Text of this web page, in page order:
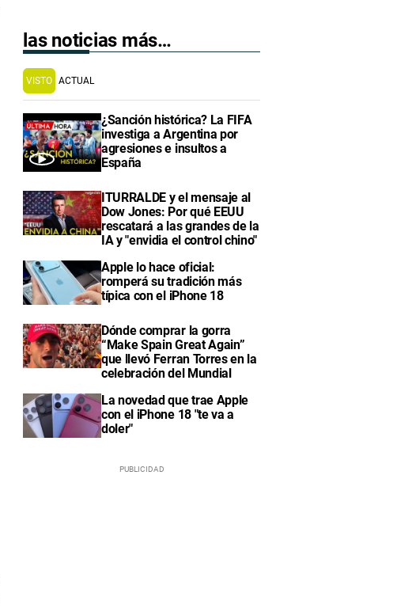
las noticias más…
VISTO ACTUAL
¿Sanción histórica? La FIFA
investiga a Argentina por
agresiones e insultos a
España
ITURRALDE y el mensaje al
Dow Jones: Por qué EEUU
rescatará a las grandes de la
IA y "envidia el control chino"
Apple lo hace oficial:
romperá su tradición más
típica con el iPhone 18
Dónde comprar la gorra
“Make Spain Great Again”
que llevó Ferran Torres en la
celebración del Mundial
La novedad que trae Apple
con el iPhone 18 "te va a
doler"